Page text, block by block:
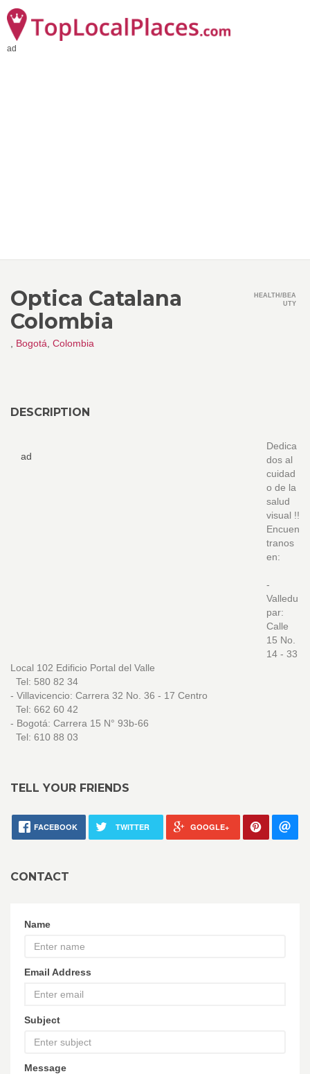
ad
Optica Catalana
Colombia
Bogotá Colombia
HEALTH/BEA
UTY
DESCRIPTION
ad
Dedica
dos al
cuidad
o de la
salud
visual !!
Encuen
tranos
en:
-
Valledu
par:
Calle
15 No.
14 - 33
Local 102 Edificio Portal del Valle
Tel: 580 82 34
- Villavicencio: Carrera 32 No. 36 - 17 Centro
Tel: 662 60 42
- Bogotá: Carrera 15 N° 93b-66
Tel: 610 88 03
TELL YOUR FRIENDS
FACEBOOK TWITTER GOOGLE+
CONTACT
Name
Email Address
Subject
Message